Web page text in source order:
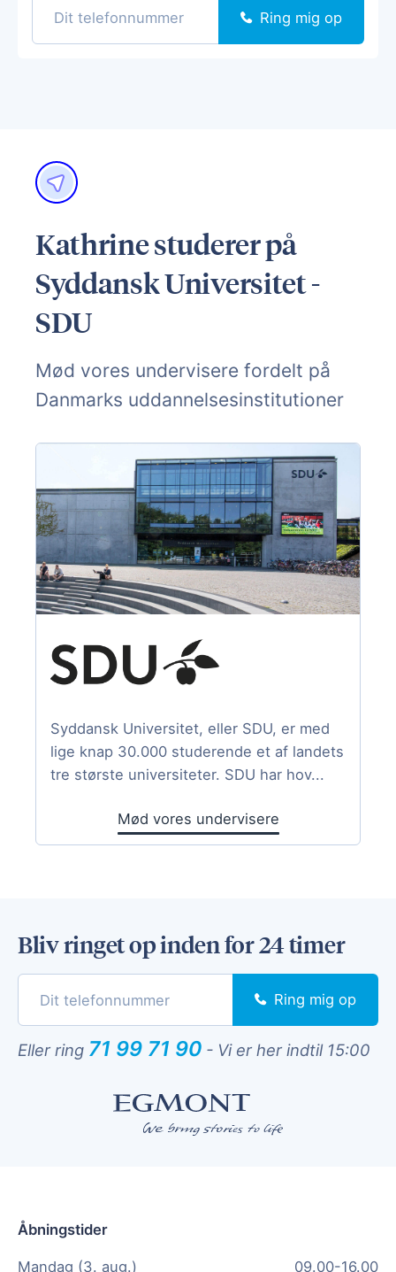
Ring mig op
Kathrine studerer på
Syddansk Universitet -
SDU
Mød vores undervisere fordelt på
Danmarks uddannelsesinstitutioner
Syddansk Universitet, eller SDU, er med
lige knap 30.000 studerende et af landets
tre største universiteter. SDU har hov...
Mød vores undervisere
Bliv ringet op inden for 24 timer
Ring mig op
Eller ring 71 99 71 90 - Vi er her indtil 15:00
Åbningstider
Mandag (3. aug.) 09.00-16.00